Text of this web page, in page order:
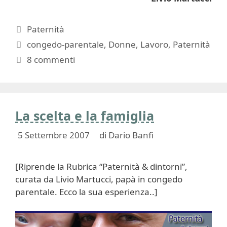
Categorie
Paternità
Tag
congedo-parentale, Donne, Lavoro, Paternità
8 commenti
La scelta e la famiglia
5 Settembre 2007 di Dario Banfi
[Riprende la Rubrica “Paternità & dintorni”,
curata da Livio Martucci, papà in congedo
parentale. Ecco la sua esperienza..]